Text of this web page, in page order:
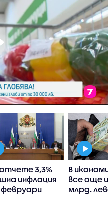
3,3%
инфлация
февруари
В
все още
млрд.